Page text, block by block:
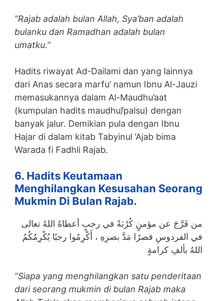
”Rajab adalah bulan Allah, Sya’ban adalah
bulanku dan Ramadhan adalah bulan
umatku.”
Hadits riwayat Ad-Dailami dan yang lainnya
dari Anas secara marfu’ namun Ibnu Al-Jauzi
memasukannya dalam Al-Maudhu’aat
(kumpulan hadits maudhu’/palsu) dengan
banyak jalur. Demikian pula dengan Ibnu
Hajar di dalam kitab Tabyinul ‘Ajab bima
Warada fi Fadhli Rajab.
6. Hadits Keutamaan
Menghilangkan Kesusahan Seorang
Mukmin Di Bulan Rajab.
في الفردوسِ قصرًا مَدَّ بصرِهِ ، أَكْرِمُوا رجبًا يُكْرِمُكُمُ
اللهُ بألفِ كرامةٍ
”Siapa yang menghilangkan satu penderitaan
dari seorang mukmin di bulan Rajab maka